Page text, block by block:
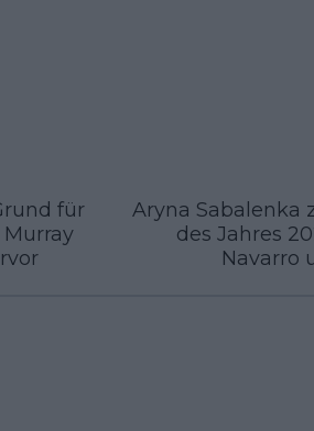
für
Aryna Sabalenka
des Jahres
Navarro